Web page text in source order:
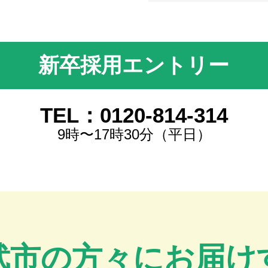
新卒採用エントリー
TEL：0120-814-314
9時〜17時30分（平日）
市の方々にお届け